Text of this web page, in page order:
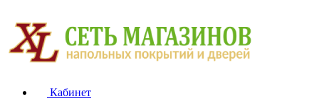
Кабинет